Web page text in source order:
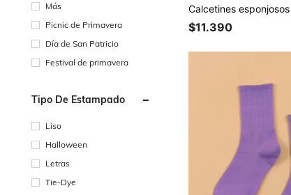
Más
Picnic de Primavera
Día de San Patricio
Festival de primavera
Tipo De Estampado
Liso
Halloween
Letras
Tie-Dye
$11.390